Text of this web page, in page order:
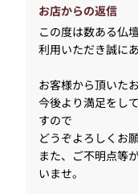
お店からの返信
この度は数ある仏
利用いただき誠に
お客様から頂いた
今後より満足をし
すので
どうぞよろしくお
また、ご不明点等
いませ。